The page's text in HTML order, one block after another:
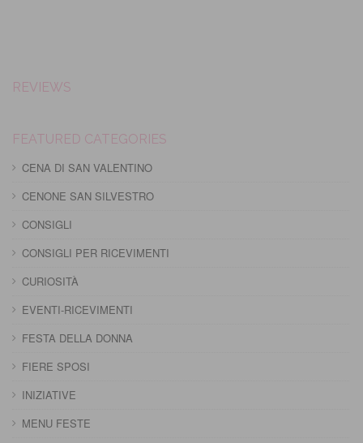
REVIEWS
FEATURED CATEGORIES
CENA DI SAN VALENTINO
CENONE SAN SILVESTRO
CONSIGLI
CONSIGLI PER RICEVIMENTI
CURIOSITÀ
EVENTI-RICEVIMENTI
FESTA DELLA DONNA
FIERE SPOSI
INIZIATIVE
MENU FESTE